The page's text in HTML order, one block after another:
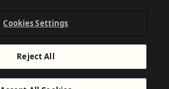
vorbehalten.
Cookies Settings
Reject All